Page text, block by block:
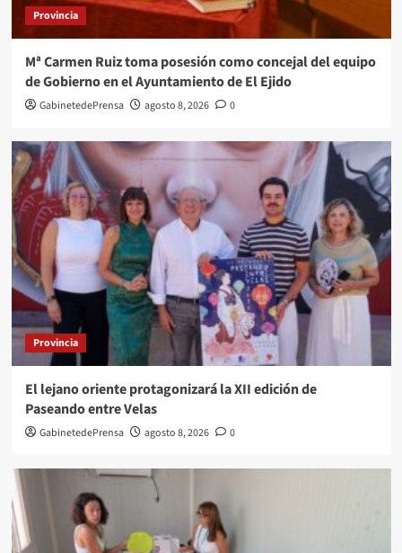
Provincia
Mª Carmen Ruiz toma posesión como concejal del equipo
de Gobierno en el Ayuntamiento de El Ejido
GabinetedePrensa agosto 8, 2026 0
Provincia
El lejano oriente protagonizará la XII edición de
Paseando entre Velas
GabinetedePrensa agosto 8, 2026 0